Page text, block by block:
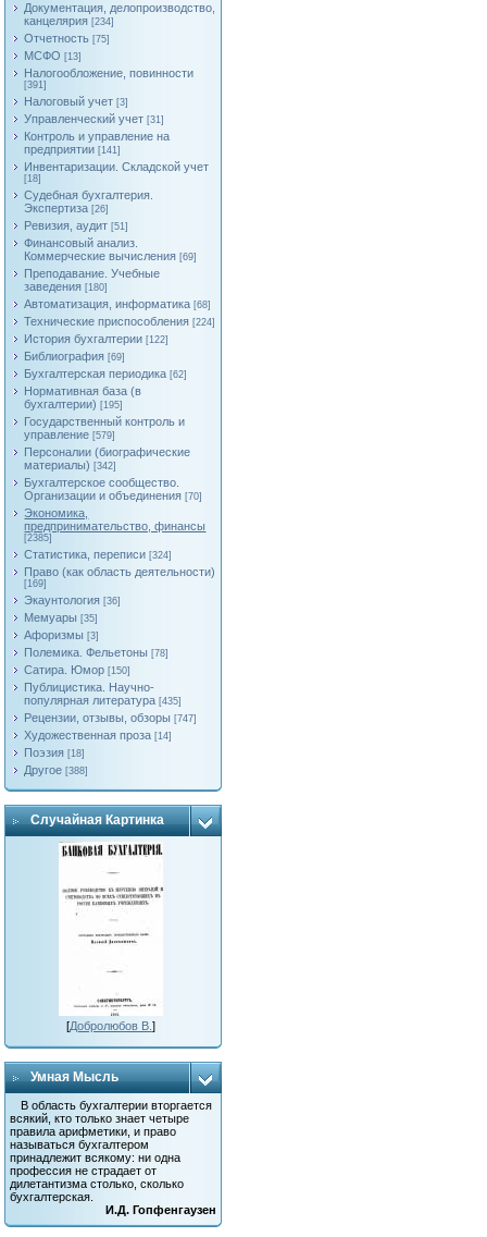
Документация, делопроизводство,
канцелярия [234]
Отчетность [75]
МСФО [13]
Налогообложение, повинности
[391]
Налоговый учет [3]
Управленческий учет [31]
Контроль и управление на
предприятии [141]
Инвентаризации. Складской учет
[18]
Судебная бухгалтерия.
Экспертиза [26]
Ревизия, аудит [51]
Финансовый анализ.
Коммерческие вычисления [69]
Преподавание. Учебные
заведения [180]
Автоматизация, информатика [68]
Технические приспособления [224]
История бухгалтерии [122]
Библиография [69]
Бухгалтерская периодика [62]
Нормативная база (в
бухгалтерии) [195]
Государственный контроль и
управление [579]
Персоналии (биографические
материалы) [342]
Бухгалтерское сообщество.
Организации и объединения [70]
Экономика,
предпринимательство, финансы
[2385]
Статистика, переписи [324]
Право (как область деятельности)
[169]
Экаунтология [36]
Мемуары [35]
Афоризмы [3]
Полемика. Фельетоны [78]
Сатира. Юмор [150]
Публицистика. Научно-
популярная литература [435]
Рецензии, отзывы, обзоры [747]
Художественная проза [14]
Поэзия [18]
Другое [388]
Случайная Картинка
[Добролюбов В. ]
Умная Мысль
В область бухгалтерии вторгается
всякий, кто только знает четыре
правила арифметики, и право
называться бухгалтером
принадлежит всякому: ни одна
профессия не страдает от
дилетантизма столько, сколько
бухгалтерская.
И.Д. Гопфенгаузен